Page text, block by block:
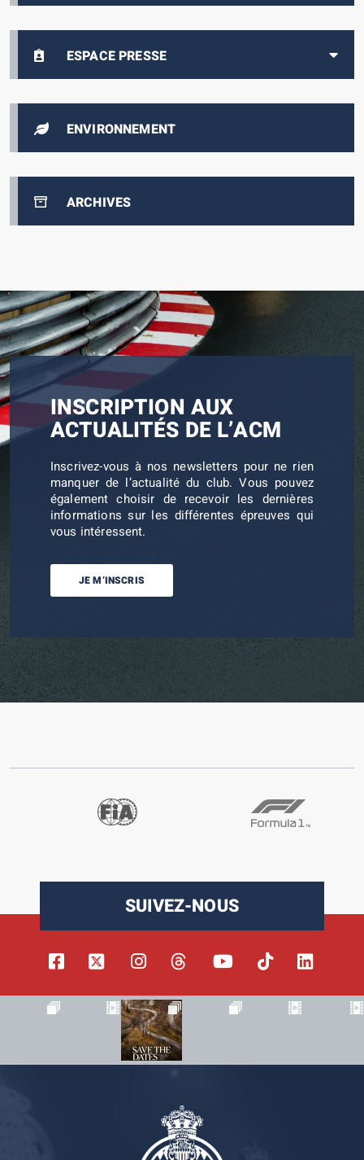
ESPACE PRESSE
ENVIRONNEMENT
ARCHIVES
INSCRIPTION AUX
ACTUALITÉS DE L’ACM
Inscrivez-vous à nos newsletters pour ne rien
manquer de l’actualité du club. Vous pouvez
également choisir de recevoir les dernières
informations sur les différentes épreuves qui
vous intéressent.
JE M’INSCRIS
SUIVEZ-NOUS